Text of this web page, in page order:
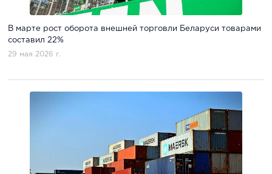
В марте рост оборота внешней торговли Беларуси товарами
составил 22%
29 мая 2026 г.